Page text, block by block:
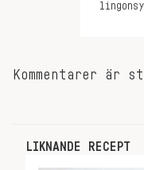
Kommentarer är
LIKNANDE RECEPT